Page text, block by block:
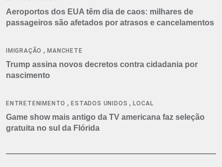
Aeroportos dos EUA têm dia de caos: milhares de
passageiros são afetados por atrasos e cancelamentos
IMIGRAÇÃO ,MANCHETE
Trump assina novos decretos contra cidadania por
nascimento
ENTRETENIMENTO ,ESTADOS UNIDOS ,LOCAL
Game show mais antigo da TV americana faz seleção
gratuita no sul da Flórida